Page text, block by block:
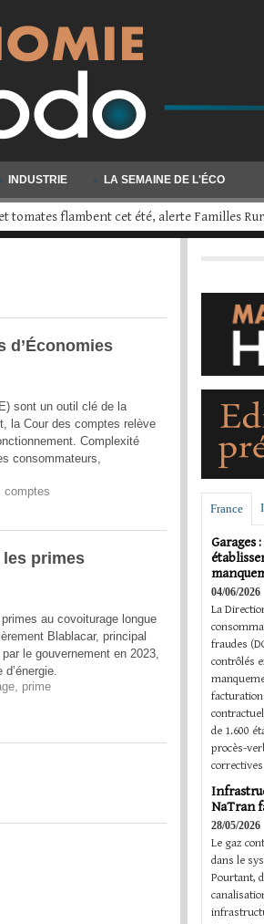
INDUSTRIE LA SEMAINE DE L'ÉCO
d'ampleur : quatre usines devraient
d’Économies
sont un outil clé de la
la Cour des comptes relève
Complexité
consommateurs,
comptes
les primes
au covoiturage longue
Blablacar, principal
le gouvernement en 2023,
, prime
France
Garages
04/06/2026
La
fraudes
contrôlés
de 1.600
procès-
NaTran
28/05/2026
Le gaz
dans le
Pourtant,